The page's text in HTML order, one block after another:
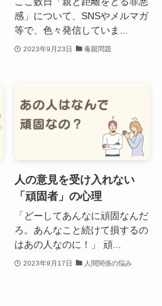
感」について、SNSやメルマガ
等で、色々発信していま...
2023年9月23日 毒親問題
人の意見を受け入れない
「頑固者」の心理
「どーしてあんなに頑固なんだ
ろ。あんなこと続けて損するの
はあの人なのに！」 頑...
2023年9月17日 人間関係の悩み